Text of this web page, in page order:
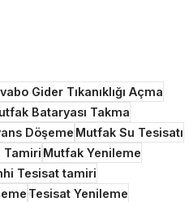
Gider Tıkanıklığı Açma
Bataryası Takma
DöşemeMutfak Su Tesisatı
TamiriMutfak Yenileme
Tesisat tamiri
Tesisat Yenileme